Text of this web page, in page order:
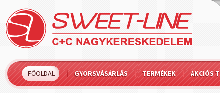
FŐOLDAL GYORSVÁSÁRLÁS TERMÉKEK AKCIÓS